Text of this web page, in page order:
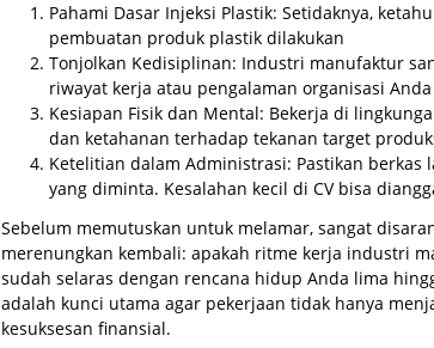
Pahami Dasar Injeksi Plastik: Setidaknya,
pembuatan produk plastik dilakukan
Tonjolkan Kedisiplinan: Industri manufaktur
riwayat kerja atau pengalaman organisasi
Kesiapan Fisik dan Mental: Bekerja di
dan ketahanan terhadap tekanan target
Ketelitian dalam Administrasi: Pastikan
yang diminta. Kesalahan kecil di CV bisa
Sebelum memutuskan untuk melamar, sangat
merenungkan kembali: apakah ritme kerja industri
sudah selaras dengan rencana hidup Anda lima
adalah kunci utama agar pekerjaan tidak hanya
kesuksesan finansial.